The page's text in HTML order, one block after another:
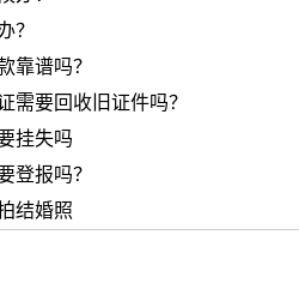
？
靠谱吗？
需要回收旧证件吗？
挂失吗
登报吗？
结婚照